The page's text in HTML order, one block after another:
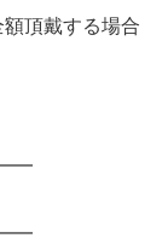
頂戴する場合